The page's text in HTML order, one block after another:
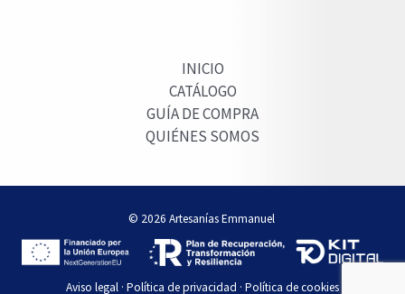
INICIO
CATÁLOGO
GUÍA DE COMPRA
QUIÉNES SOMOS
© 2026 Artesanías Emmanuel
Aviso legal · Política de privacidad · Política de cookies